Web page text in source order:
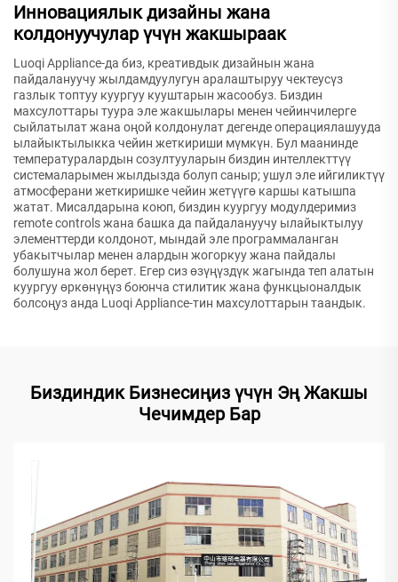
Инновациялык дизайны жана
колдонуучулар үчүн жакшыраак
Luoqi Appliance-да биз, креативдык дизайнын жана
пайдалануучу жылдамдуулугун аралаштыруу чектеусүз
газлык топтуу куургуу кууштарын жасообуз. Биздин
махсулоттары туура эле жакшылары менен чейинчилерге
сыйлатылат жана оңой колдонулат дегенде операциялашууда
ылайыктылыкка чейин жеткириши мүмкүн. Бул маанинде
температуралардын созултууларын биздин интеллекттүү
системаларымен жылдызда болуп саныр; ушул эле ийгиликтүү
атмосферани жеткиришке чейин жетүүгө каршы катышпа
жатат. Мисалдарына коюп, биздин куургуу модулдеримиз
remote controls жана башка да пайдалануучу ылайыктылуу
элементтерди колдонот, мындай эле программаланган
убакытчылар менен алардын жогоркуу жана пайдалы
болушуна жол берет. Егер сиз өзүңүздүк жагында теп алатын
куургуу өркөнүңүз боюнча стилитик жана функцыоналдык
болсоңуз анда Luoqi Appliance-тин махсулоттарын таандык.
Биздиндик Бизнесиңиз үчүн Эң Жакшы
Чечимдер Бар